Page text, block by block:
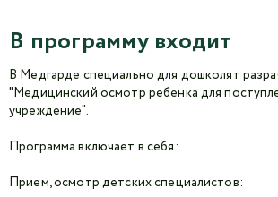
В программу входит
В Медгарде специально для дошколят
"Медицинский осмотр ребенка для
учреждение".
Программа включает в себя:
Прием, осмотр детских специалистов: